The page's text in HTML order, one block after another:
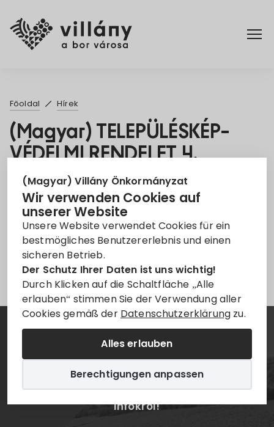
(Magyar) Villány Önkormányzat
Wir verwenden Cookies auf
unserer Website
Unsere Website verwendet Cookies für ein
bestmögliches Benutzererlebnis und einen
sicheren Betrieb.
Der Schutz Ihrer Daten ist uns wichtig!
Durch Klicken auf die Schaltfläche „Alle
erlauben“ stimmen Sie der Verwendung aller
Cookies gemäß der Datenschutzerklärung zu.
Alles erlauben
Berechtigungen anpassen
Rendelettár
Turizmus
Főoldal Hírek
(Magyar) TELEPÜLÉSKÉP-
VÉDELMI RENDELET 4.
SZÁMÚ MÓDOSÍTÁSA
10. März 2025
TELEPÜLÉSKÉPI RENDELET
Leider ist der Eintrag nur auf
Hírlevél
Értesüljön elsőként a legfrissebb villányi
infókról!